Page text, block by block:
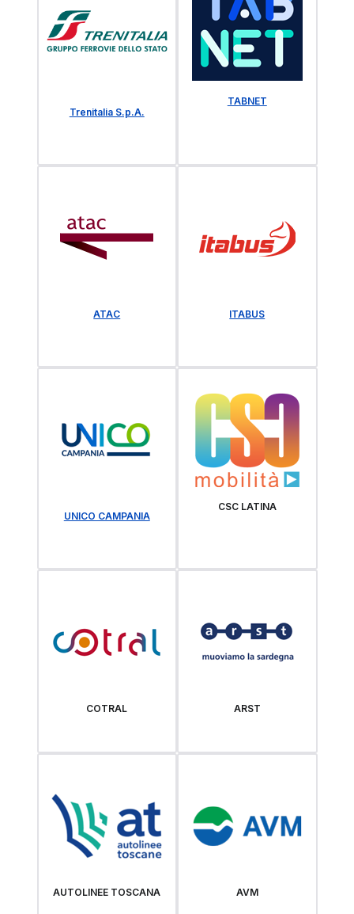
Trenitalia S.p.A.
TABNET
ATAC ITABUS
UNICO CAMPANIA
CSC LATINA
COTRAL ARST
AUTOLINEE TOSCANA AVM